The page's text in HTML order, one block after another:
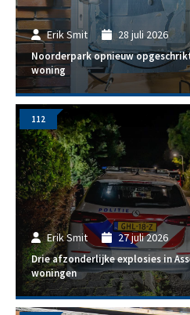
Erik Smit 28 juli 2026
Noorderpark opnieuw
woning
Erik Smit 27 juli 2026
Drie afzonderlijke explosies in
woningen
112